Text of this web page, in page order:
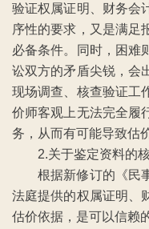
验证权属证明、财务会
序性的要求，又是满足
必备条件。同时，困难
讼双方的矛盾尖锐，会
现场调查、核查验证工
价师客观上无法完全履
务，从而有可能导致估
2.关于鉴定资料的
根据新修订的《民
法庭提供的权属证明、
估价依据，是可以信赖的